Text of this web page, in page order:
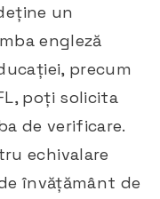
un
engleză
precum
poți solicita
de verificare.
echivalare
învățământ de